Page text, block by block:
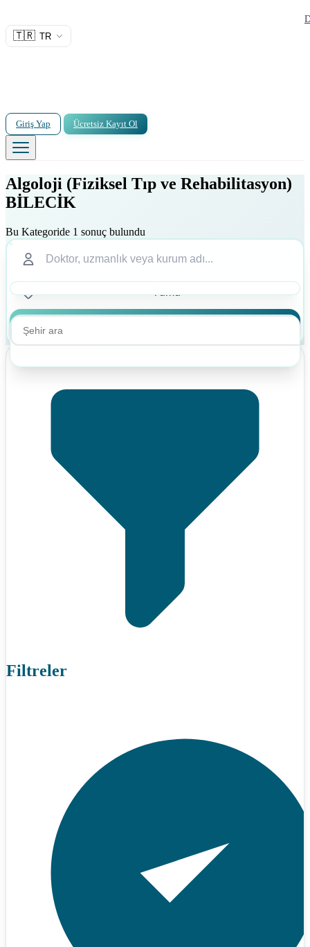
🇹🇷 TR
Giriş Yap Ücretsiz Kayıt Ol
Algoloji (Fiziksel Tıp ve Rehabilitasyon)
BİLECİK
Bu Kategoride 1 sonuç bulundu
Filtreler